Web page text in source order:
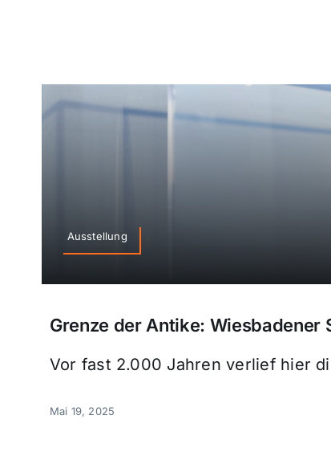
Ausstellung
Grenze der Antike:
Vor fast 2.000 Jahren verlief hier
Mai 19, 2025